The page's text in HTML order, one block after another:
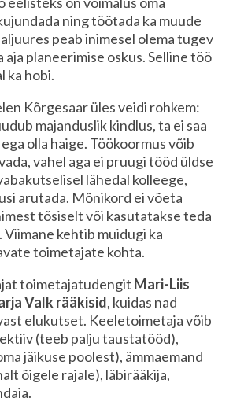
ning töötada ka muude
peab inimesel olema tugev
aja planeerimise oskus. Selline töö
ka hobi.
Kõrgesaar üles veidi rohkem:
majanduslik kindlus, ta ei saa
olla haige. Töökoormus võib
vahel aga ei pruugi tööd üldse
lähedal kolleege,
arutada. Mõnikord ei võeta
tõsiselt või kasutatakse teda
Viimane kehtib muidugi ka
toimetajate kohta.
toimetajatudengit Mari-Liis
Valk rääkisid, kuidas nad
elukutset. Keeletoimetaja võib
(teeb palju taustatööd),
jäikuse poolest), ämmaemand
õigele rajale), läbirääkija,